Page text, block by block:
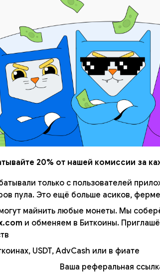
20% от нашей комиссии за
только с пользователей
пула. Это ещё больше асиков,
майнить любые монеты. Мы
и обменяем в Биткоины.
USDT, AdvCash или в фиате.
Ваша реферальная